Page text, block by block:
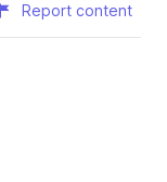
Report content